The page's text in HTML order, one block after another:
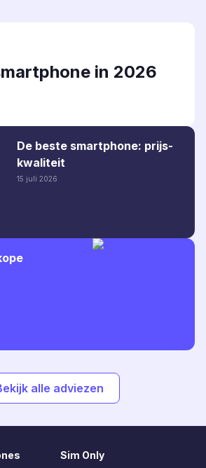
in 2026
De beste smartphone: prijs-
kwaliteit
15 juli 2026
alle adviezen
Sim Only